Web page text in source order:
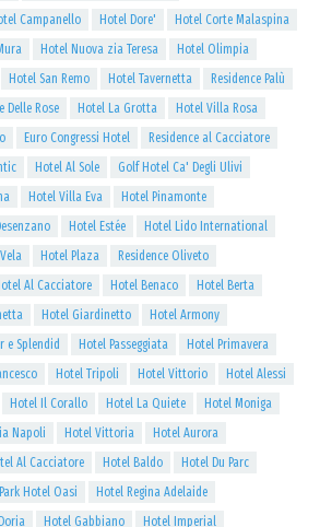
Campanello Hotel Dore'
Hotel Corte Malaspina
Hotel Nuova zia Teresa
Hotel Olimpia
Hotel San Remo Hotel Tavernetta
Residence Palù
Delle Rose Hotel La Grotta
Hotel Villa Rosa
Euro Congressi Hotel
Residence al Cacciatore
Hotel Al Sole
Golf Hotel Ca' Degli Ulivi
Hotel Villa Eva
Hotel Pinamonte
Hotel Estée
Hotel Lido International
Hotel Plaza
Residence Oliveto
Al Cacciatore Hotel Benaco
Hotel Berta
Hotel Giardinetto
Hotel Armony
e Splendid Hotel Passeggiata
Hotel Primavera
Hotel Tripoli Hotel Vittorio
Hotel Alessi
Hotel Il Corallo Hotel La Quiete
Hotel Moniga
Napoli Hotel Vittoria
Hotel Aurora
Al Cacciatore Hotel Baldo
Hotel Du Parc
Park Hotel Oasi
Hotel Regina Adelaide
Hotel Gabbiano
Hotel Imperial